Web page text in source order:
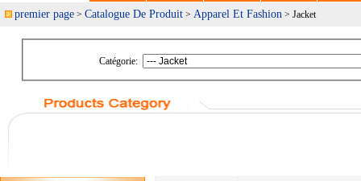
premier page > Catalogue De Produit > Apparel Et Fashion > Jacket
Catégorie: